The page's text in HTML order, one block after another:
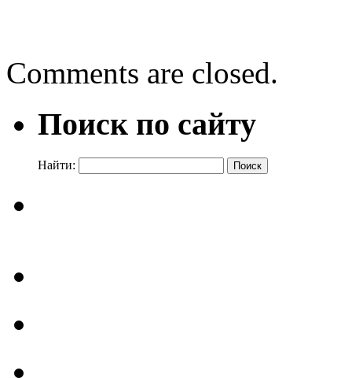
Comments are closed.
Поиск по сайту
Найти: